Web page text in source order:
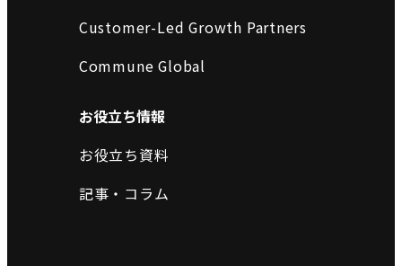
Customer-Led Growth Partners
Commune Global
お役立ち情報
お役立ち資料
記事・コラム